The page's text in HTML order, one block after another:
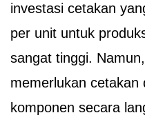
investasi cetakan
per unit untuk
sangat tinggi.
memerlukan cetakan
komponen secara